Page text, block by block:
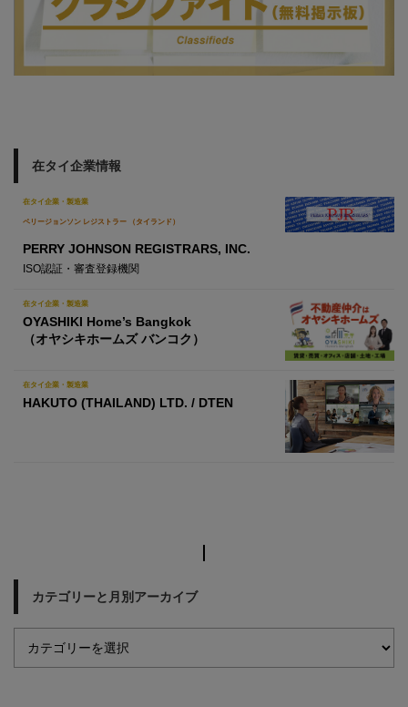
在タイ企業情報
在タイ企業・製造業
ペリージョンソン レジストラー （タイランド）
PERRY JOHNSON REGISTRARS, INC.
ISO認証・審査登録機関
在タイ企業・製造業
OYASHIKI Home’s Bangkok
（オヤシキホームズ バンコク）
在タイ企業・製造業
HAKUTO (THAILAND) LTD. / DTEN
カテゴリーと月別アーカイブ